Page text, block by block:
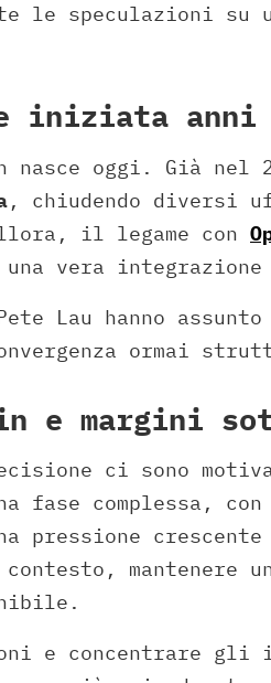
le speculazioni su
iniziata
oggi. Già nel
, chiudendo diversi
il legame con
vera
Lau hanno
ormai
e margini
ci sono
fase complessa,
pressione
mantenere
e concentrare gli